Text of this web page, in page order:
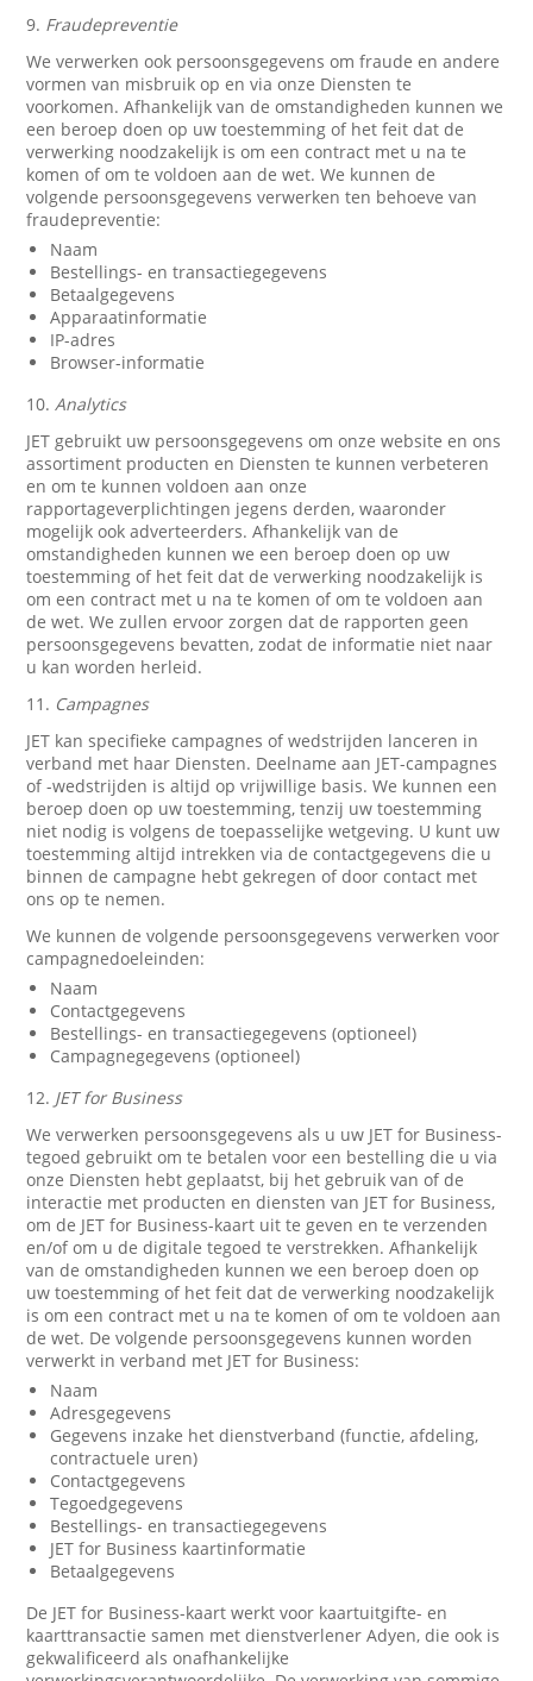
9. Fraudepreventie
We verwerken ook persoonsgegevens om fraude en andere
vormen van misbruik op en via onze Diensten te
voorkomen. Afhankelijk van de omstandigheden kunnen we
een beroep doen op uw toestemming of het feit dat de
verwerking noodzakelijk is om een contract met u na te
komen of om te voldoen aan de wet. We kunnen de
volgende persoonsgegevens verwerken ten behoeve van
fraudepreventie:
Naam
Bestellings- en transactiegegevens
Betaalgegevens
Apparaatinformatie
IP-adres
Browser-informatie
10.Analytics
JET gebruikt uw persoonsgegevens om onze website en ons
assortiment producten en Diensten te kunnen verbeteren
en om te kunnen voldoen aan onze
rapportageverplichtingen jegens derden, waaronder
mogelijk ook adverteerders. Afhankelijk van de
omstandigheden kunnen we een beroep doen op uw
toestemming of het feit dat de verwerking noodzakelijk is
om een contract met u na te komen of om te voldoen aan
de wet. We zullen ervoor zorgen dat de rapporten geen
persoonsgegevens bevatten, zodat de informatie niet naar
u kan worden herleid.
11. Campagnes
JET kan specifieke campagnes of wedstrijden lanceren in
verband met haar Diensten. Deelname aan JET-campagnes
of -wedstrijden is altijd op vrijwillige basis. We kunnen een
beroep doen op uw toestemming, tenzij uw toestemming
niet nodig is volgens de toepasselijke wetgeving. U kunt uw
toestemming altijd intrekken via de contactgegevens die u
binnen de campagne hebt gekregen of door contact met
ons op te nemen.
We kunnen de volgende persoonsgegevens verwerken voor
campagnedoeleinden:
Naam
Contactgegevens
Bestellings- en transactiegegevens (optioneel)
Campagnegegevens (optioneel)
12. JET for Business
We verwerken persoonsgegevens als u uw JET for Business-
tegoed gebruikt om te betalen voor een bestelling die u via
onze Diensten hebt geplaatst, bij het gebruik van of de
interactie met producten en diensten van JET for Business,
om de JET for Business-kaart uit te geven en te verzenden
en/of om u de digitale tegoed te verstrekken. Afhankelijk
van de omstandigheden kunnen we een beroep doen op
uw toestemming of het feit dat de verwerking noodzakelijk
is om een contract met u na te komen of om te voldoen aan
de wet. De volgende persoonsgegevens kunnen worden
verwerkt in verband met JET for Business:
Naam
Adresgegevens
Gegevens inzake het dienstverband (functie, afdeling,
contractuele uren)
Contactgegevens
Tegoedgegevens
Bestellings- en transactiegegevens
JET for Business kaartinformatie
Betaalgegevens
De JET for Business-kaart werkt voor kaartuitgifte- en
kaarttransactie samen met dienstverlener Adyen, die ook is
gekwalificeerd als onafhankelijke